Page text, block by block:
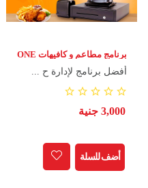
برنامج مطاعم و كافيهات ONE
CLICK
أفضل برنامج لإدارة ح ...
3,000 جنية
أضف للسلة